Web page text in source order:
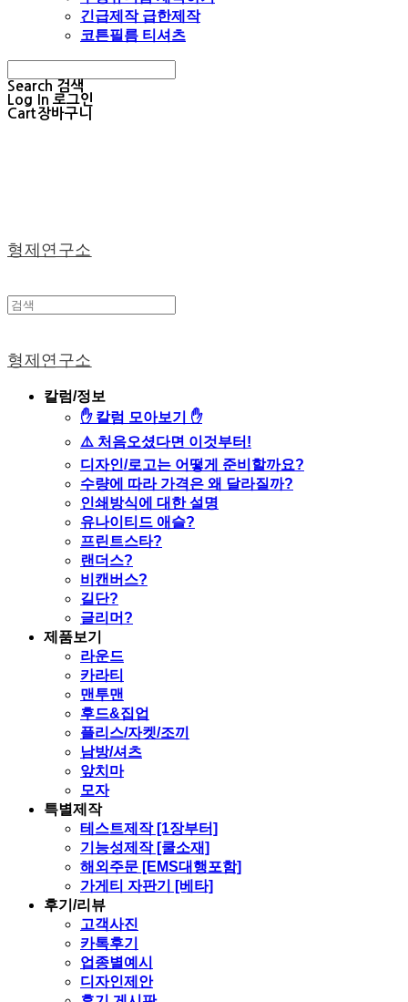
긴급제작 급한제작
코튼필름 티셔츠
Search 검색
Log In 로그인
Cart장바구니
형제연구소
형제연구소
칼럼/정보
✋ 칼럼 모아보기 ✋
⚠️ 처음오셨다면 이것부터!
디자인/로고는 어떻게 준비할까요?
수량에 따라 가격은 왜 달라질까?
인쇄방식에 대한 설명
유나이티드 애슬?
프린트스타?
랜더스?
비캔버스?
길단?
글리머?
제품보기
라운드
카라티
맨투맨
후드&집업
플리스/자켓/조끼
남방/셔츠
앞치마
모자
특별제작
테스트제작 [1장부터]
기능성제작 [쿨소재]
해외주문 [EMS대행포함]
가게티 자판기 [베타]
후기/리뷰
고객사진
카톡후기
업종별예시
디자인제안